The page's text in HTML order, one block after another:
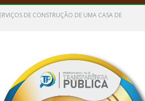
DE CONSTRUÇÃO DE UMA CASA DE